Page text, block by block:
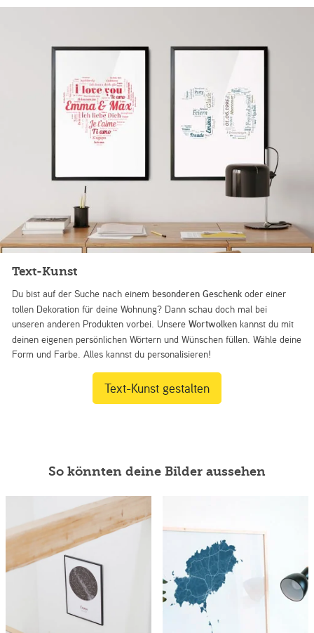
Text-Kunst
Du bist auf der Suche nach einem besonderen Geschenk oder einer
tollen Dekoration für deine Wohnung? Dann schau doch mal bei
unseren anderen Produkten vorbei. UnsereWortwolken kannst du mit
deinen eigenen persönlichen Wörtern und Wünschen füllen. Wähle deine
Form und Farbe. Alles kannst du personalisieren!
Text-Kunst gestalten
So könnten deine Bilder aussehen